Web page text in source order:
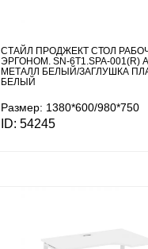
СТАЙЛ ПРОДЖЕКТ СТОЛ
ЭРГОНОМ. SN-6T1.SPA-001(R)
МЕТАЛЛ БЕЛЫЙ/ЗАГЛУШКА
БЕЛЫЙ
Размер: 1380*600/980*750
ID: 54245